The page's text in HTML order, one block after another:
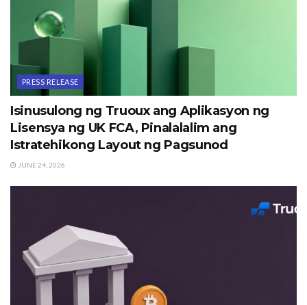
PRESS RELEASE
Isinusulong ng Truoux ang Aplikasyon ng
Lisensya ng UK FCA, Pinalalalim ang
Istratehikong Layout ng Pagsunod
JUNE 24, 2026